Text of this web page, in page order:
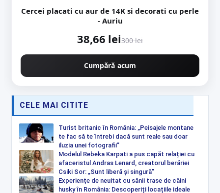
Cercei placati cu aur de 14K si decorati cu perle
- Auriu
38,66 lei300 lei
Cumpără acum
CELE MAI CITITE
Turist britanic în România: „Peisajele montane
te fac să te întrebi dacă sunt reale sau doar
iluzia unei fotografii”
Modelul Rebeka Karpati a pus capăt relației cu
afaceristul Andras Lenard, creatorul berăriei
Csiki Sor: „Sunt liberă și singură”
Experiențe de neuitat cu sănii trase de câini
husky în România: Descoperiți locațiile ideale